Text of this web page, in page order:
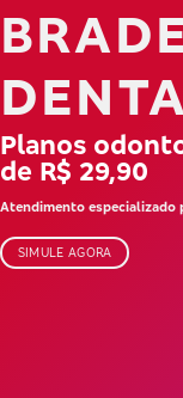
Planos
de R$ 29,90
Atendimento especializado
SIMULE AGORA